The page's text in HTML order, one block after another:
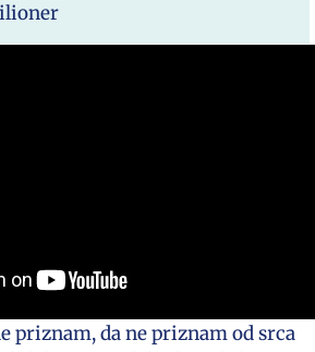
priznam, da ne priznam od srca